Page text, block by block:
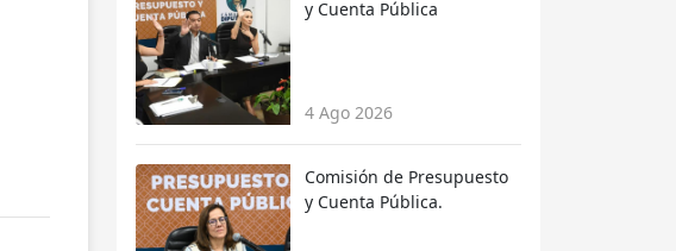
y Cuenta Pública
4 Ago 2026
Comisión de Presupuesto
y Cuenta Pública.